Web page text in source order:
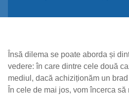
Însă dilema se poate aborda și
vedere: în care dintre cele două
mediul, dacă achiziționăm un
În cele de mai jos, vom încerca